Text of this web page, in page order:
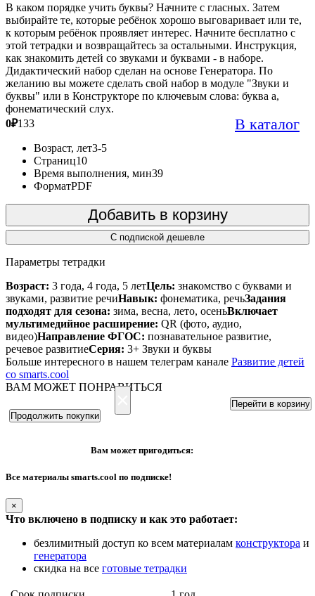
В каком порядке учить буквы? Начните с гласных. Затем
выбирайте те, которые ребёнок хорошо выговаривает или те,
к которым ребёнок проявляет интерес. Начните бесплатно с
этой тетрадки и возвращайтесь за остальными. Инструкция,
как знакомить детей со звуками и буквами - в наборе.
Дидактический набор сделан на основе Генератора. По
желанию вы можете сделать свой набор в модуле "Звуки и
буквы" или в Конструкторе по ключевым слова: буква а,
фонематический слух.
0₽133 В каталог
Возраст, лет3-5
Страниц10
Время выполнения, мин39
ФорматPDF
Добавить в корзину
С подпиской дешевле
Параметры тетрадки
Возраст: 3 года, 4 года, 5 летЦель: знакомство с буквами и
звуками, развитие речиНавык: фонематика, речьЗадания
подходят для сезона: зима, весна, лето, осеньВключает
мультимедийное расширение: QR (фото, аудио,
видео)Направление ФГОС: познавательное развитие,
речевое развитиеСерия: 3+ Звуки и буквы
Больше интересного в нашем телеграм канале Развитие детей
со smarts.cool
ВАМ МОЖЕТ ПОНРАВИТЬСЯ
Продолжить покупки
Перейти в корзину
Вам может пригодиться:
Все материалы smarts.cool по подписке!
×
Что включено в подписку и как это работает:
безлимитный доступ ко всем материалам конструктора и
генератора
скидка на все готовые тетрадки